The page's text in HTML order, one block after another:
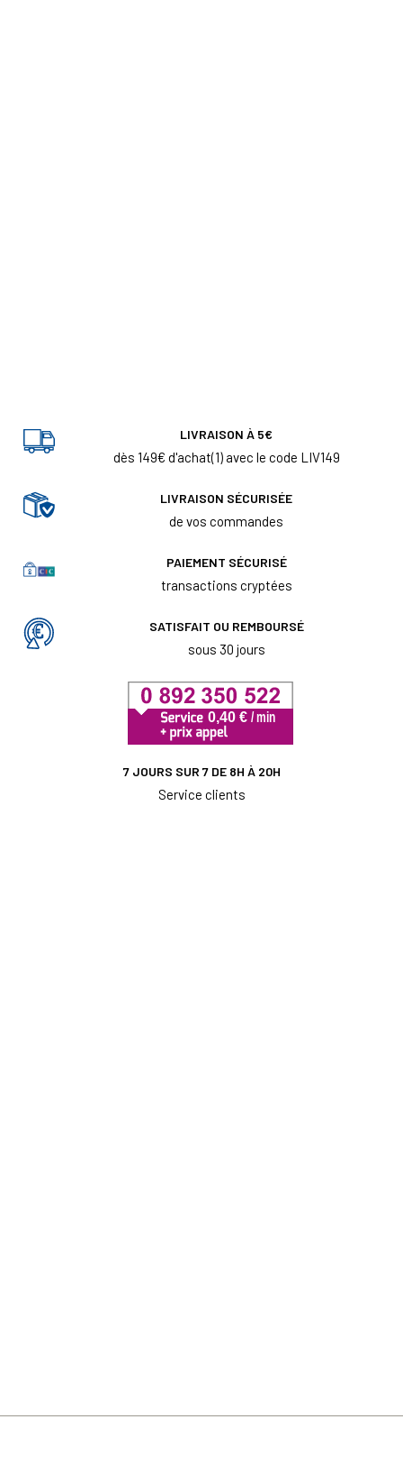
LIVRAISON À 5€
dès 149€ d'achat(1) avec le code LIV149
LIVRAISON SÉCURISÉE
de vos commandes
PAIEMENT SÉCURISÉ
transactions cryptées
SATISFAIT OU REMBOURSÉ
sous 30 jours
7 JOURS SUR 7 DE 8H À 20H
Service clients